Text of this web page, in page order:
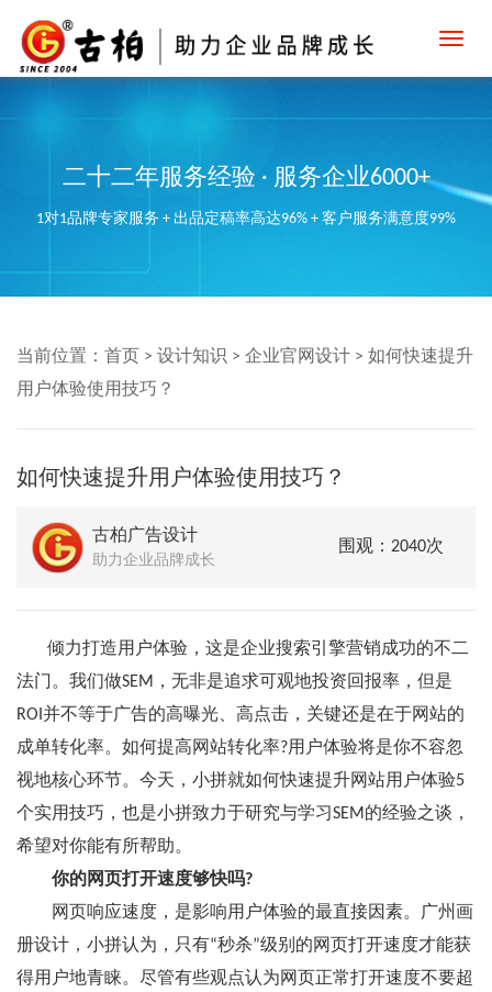
二十二年服务经验 · 服务企业6000+
1对1品牌专家服务 + 出品定稿率高达96% + 客户服务满意度99%
当前位置： 首页 > 设计知识 > 企业官网设计 > 如何快速提升
用户体验使用技巧？
如何快速提升用户体验使用技巧？
古柏广告设计
助力企业品牌成长
围观：2040次
倾力打造用户体验，这是企业搜索引擎营销成功的不二
法门。我们做SEM，无非是追求可观地投资回报率，但是
ROI并不等于广告的高曝光、高点击，关键还是在于网站的
成单转化率。如何提高网站转化率?用户体验将是你不容忽
视地核心环节。今天，小拼就如何快速提升网站用户体验5
个实用技巧，也是小拼致力于研究与学习SEM的经验之谈，
希望对你能有所帮助。
你的网页打开速度够快吗?
网页响应速度，是影响用户体验的最直接因素。广州画
册设计，小拼认为，只有“秒杀”级别的网页打开速度才能获
得用户地青睐。尽管有些观点认为网页正常打开速度不要超